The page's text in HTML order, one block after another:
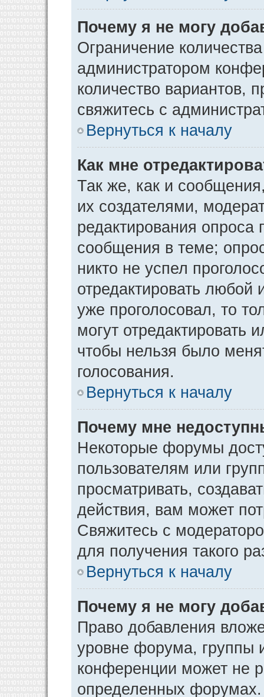
Почему я не могу
Ограничение
администратором
количество вариантов,
свяжитесь с
Вернуться к началу
Как мне
Так же, как и
их создателями,
редактирования опроса
сообщения в теме;
никто не успел
отредактировать любой
уже проголосовал, то
могут отредактировать
чтобы нельзя было
голосования.
Вернуться к началу
Почему мне
Некоторые форумы
пользователям или
просматривать,
действия, вам может
Свяжитесь с
для получения такого
Вернуться к началу
Почему я не могу
Право добавления
уровне форума, группы
конференции может не
определенных